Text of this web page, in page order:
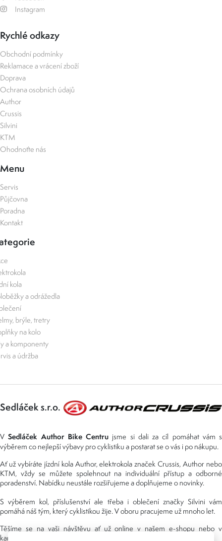
Instagram
Rychlé odkazy
Obchodní podmínky
Reklamace a vrácení zboží
Doprava
Ochrana osobních údajů
Author
Crussis
Silvini
KTM
Ohodnoťte nás
Menu
Servis
Půjčovna
Poradna
Kontakt
kola
a odrážedla
brýle, tretry
na kolo
a komponenty
a údržba
Sedláček s.r.o.
VSedláček Author Bike Centru jsme si dali za cíl pomáhat vám s
výběrem co nejlepší výbavy pro cyklistiku a postarat se o vás i po nákupu.
Ať už vybíráte jízdní kola Author, elektrokola značek Crussis, Author nebo
KTM, vždy se můžete spolehnout na individuální přístup a odborné
poradenství. Nabídku neustále rozšiřujeme a doplňujeme o novinky.
S výběrem kol, příslušenství ale třeba i oblečení značky Silvini vám
pomáhá náš tým, který cyklistikou žije. V oboru pracujeme už mnoho let.
Těšíme se na vaši návštěvu ať už online v našem e-shopu nebo v
kamenné prodejně, kterou najdete v NS (nákupní středisko) URAN.